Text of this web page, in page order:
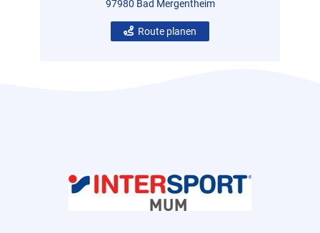
97980 Bad Mergentheim
Route planen